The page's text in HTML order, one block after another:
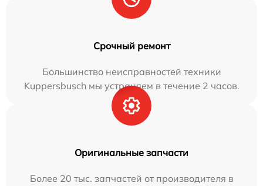
Срочный ремонт
Большинство неисправностей техники
Kuppersbusch мы устраняем в течение 2 часов.
Оригинальные запчасти
Более 20 тыс. запчастей от производителя в